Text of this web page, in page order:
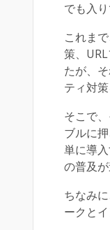
でも入
これま
策、
たが、
ティ対
そこで
ブルに
単に導
の普及が
ちなみ
ークと